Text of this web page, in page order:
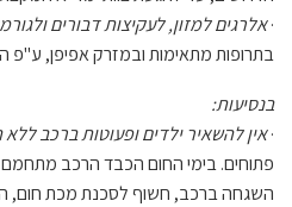
·אלרגים למזון, לעקיצות דבורים
בתרופות מתאימות ובמזרק אפיפן, ע"פ
בנסיעות:
·אין להשאיר ילדים ופעוטות ברכב
פתוחים. בימי החום הכבד הרכב
השגחה ברכב, חשוף לסכנת מכת חום,